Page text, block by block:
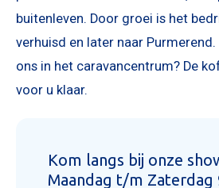
buitenleven. Door groei is het
verhuisd en later naar
ons in het caravancentrum? De
voor u klaar.
Kom langs bij onze
Maandag t/m Zaterdag